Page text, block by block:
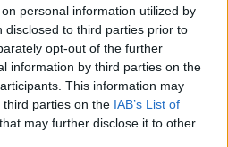
personal information utilized by
disclosed to third parties prior to
opt-out of the further
information by third parties on the
This information may
parties on the IAB’s List of
that may further disclose it to other
office: játékháború